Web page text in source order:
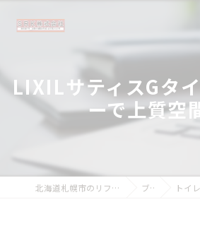
LIXILサティスGタ
ーで上質空
北海道札幌市のリフォームならSRK株式会社 ブログ トイレリフ